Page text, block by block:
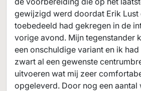
gewijzigd werd doordat Erik Lust
toebedeeld had gekregen in de
vorige avond. Mijn tegenstander
een onschuldige variant en ik
zwart al een gewenste
uitvoeren wat mij zeer
opgeleverd. Door nog een aantal